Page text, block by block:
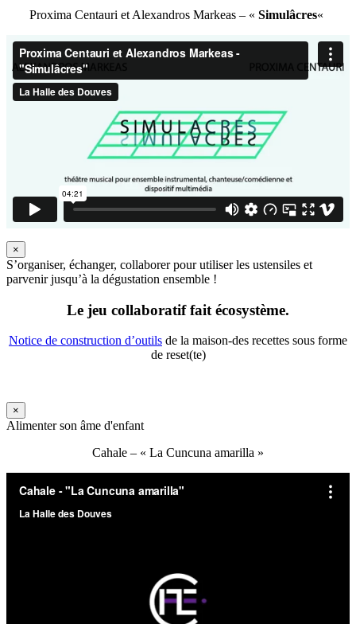
Proxima Centauri et Alexandros Markeas – « Simulâcres«
×
S’organiser, échanger, collaborer pour utiliser les ustensiles et
parvenir jusqu’à la dégustation ensemble !
Le jeu collaboratif fait écosystème.
Notice de construction d’outils de la maison-des recettes sous forme
de reset(te)
×
Alimenter son âme d'enfant
Cahale – « La Cuncuna amarilla »